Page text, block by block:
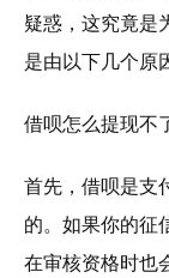
疑惑，这究竟是
是由以下几个原
借呗怎么提现不
首先，借呗是支
的。如果你的征
在审核资格时也